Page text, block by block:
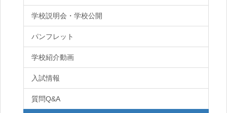
学校説明会・学校公開
パンフレット
学校紹介動画
入試情報
質問Q&A